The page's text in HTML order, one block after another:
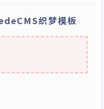
织梦模板